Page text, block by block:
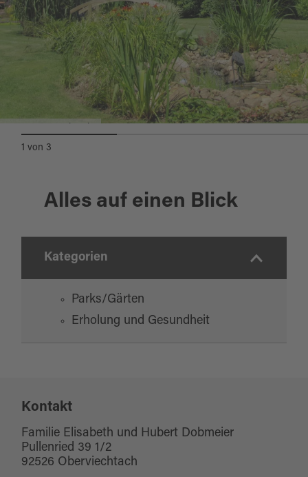
diesen Garten in den Sommermonaten als
Biergarten zu nutzen. Gäste genießen die ruhige
Lage mit Blick ins Wiesental und die
bewaldeten Höhenzüge des Oberpfälzer Waldes.
Kinder schätzen den angrenzenden
Kinderspielplatz.
1 von 3
Alles auf einen Blick
Kategorien
Parks/Gärten
Erholung und Gesundheit
Kontakt
Familie Elisabeth und Hubert Dobmeier
Pullenried 39 1/2
92526 Oberviechtach